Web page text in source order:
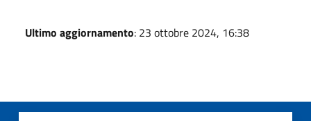
Ultimo aggiornamento: 23 ottobre 2024, 16:38